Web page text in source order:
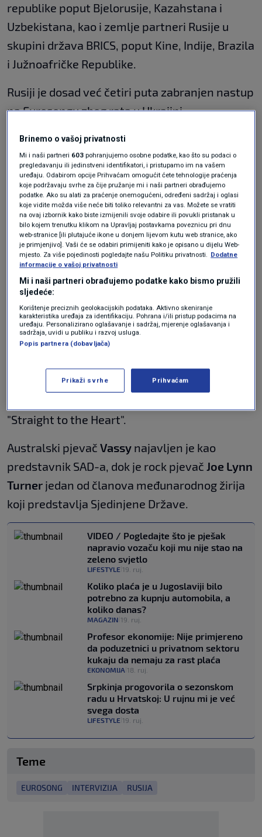
republike poput Bjelorusije, Kazahstana i
Uzbekistana, kao i zemlje partneri Rusije u
skupini država BRICS, poput Kine, Indije, Brazila
i Južnoafričke Republike.
Rusiji je dosad već četiri puta zabranjen nastup
na Eurosongu zbog rata u Ukrajini.
Hoće li i Hrvatska bojkotirati
Eurosong? "Glazbenici trebaju biti
jasni u stavu kad već političari nisu"
KULTURA|20. ruj.
Održavanje Intervizije osobno je naredio
predsjednikVladimir Putini smatra se
konzervativnom kulturno-političkom
alternativom Eurosongu.
Neće biti "perverzija i ismijavanja ljudske
prirode", ustvrdio je ministar vanjskih poslova
Sergej Lavrov, aludirajući na liberalan i queer-
Ultranacionalistički pjevač
Jaroslav Dronov
"Straight to the Heart".
Australski pjevač Vassy najavljen je kao
predstavnik SAD-a, dok je rock pjevač Joe Lynn
Turner jedan od članova međunarodnog žirija
koji predstavlja Sjedinjene Države.
VIDEO / Pogledajte što je pješak
napravio vozaču koji mu nije stao na
zeleno svjetlo
LIFESTYLE 19. ruj.
Koliko plaća je u Jugoslaviji bilo
potrebno za kupnju automobila, a
koliko danas?
MAGAZIN 19. ruj.
Profesor ekonomije: Nije primjereno
da poduzetnici u privatnom sektoru
kukaju da nemaju za rast plaća
EKONOMIJA 18. ruj.
Srpkinja progovorila o sezonskom
radu u Hrvatskoj: U rujnu mi je već
svega dosta
LIFESTYLE 19. ruj.
Teme
EUROSONG INTERVIZIJA RUSIJA
Brinemo o vašoj privatnosti
Mi i naši partneri 603 pohranjujemo osobne podatke, kao što su podaci o
pregledavanju ili jedinstveni identifikatori, i pristupamo im na vašem
uređaju. Odabirom opcije Prihvaćam omogućit ćete tehnologije praćenja
koje podržavaju svrhe za čije pružanje mi i naši partneri obrađujemo
podatke. Ako su alati za praćenje onemogućeni, određeni sadržaj i oglasi
koje vidite možda više neće biti toliko relevantni za vas. Možete se vratiti
na ovaj izbornik kako biste izmijenili svoje odabire ili povukli pristanak u
bilo kojem trenutku klikom na Upravljaj postavkama poveznicu pri dnu
web-stranice [ili plutajuće ikone u donjem lijevom kutu web stranice, ako
je primjenjivo]. Vaši će se odabiri primijeniti kako je opisano u dijelu Web-
mjesto. Za više pojedinosti pogledajte našu Politiku privatnosti. Dodatne
informacije o vašoj privatnosti
Mi i naši partneri obrađujemo podatke kako bismo pružili
sljedeće:
Korištenje preciznih geolokacijskih podataka. Aktivno skeniranje
karakteristika uređaja za identifikaciju. Pohrana i/ili pristup podacima na
uređaju. Personalizirano oglašavanje i sadržaj, mjerenje oglašavanja i
sadržaja, uvidi u publiku i razvoj usluga.
Popis partnera (dobavljača)
Prikaži svrhe Prihvaćam